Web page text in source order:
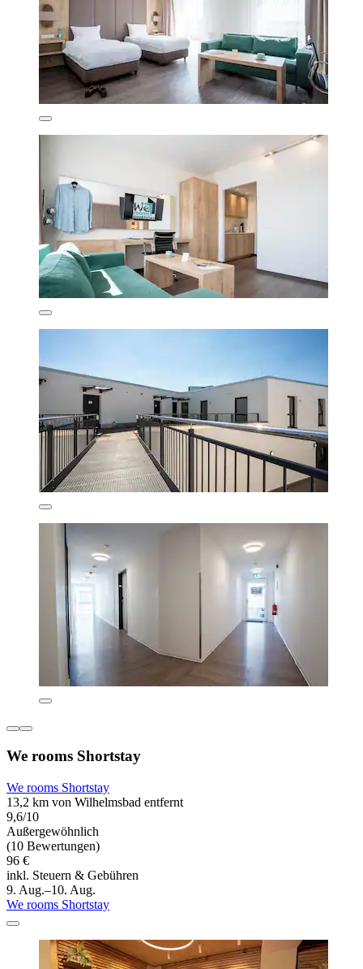
We rooms Shortstay
We rooms Shortstay
13,2 km von Wilhelmsbad entfernt
9,6/10
Außergewöhnlich
(10 Bewertungen)
96 €
inkl. Steuern & Gebühren
9. Aug.–10. Aug.
We rooms Shortstay